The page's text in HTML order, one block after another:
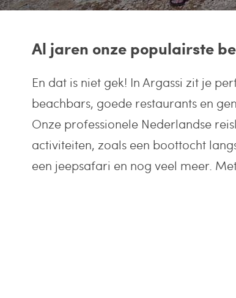
Al jaren onze populairste
En dat is niet gek! In Argassi zit je
beachbars, goede restaurants en
Onze professionele Nederlandse
activiteiten, zoals een boottocht
een jeepsafari en nog veel meer.